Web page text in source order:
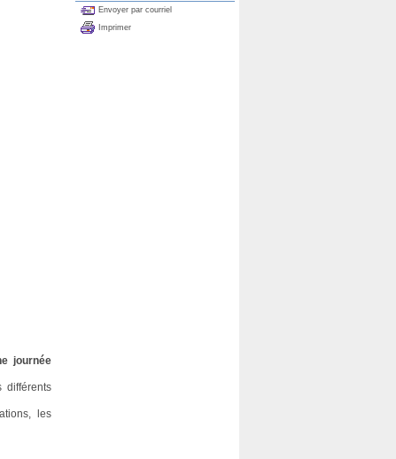
journée
différents
les
Envoyer par courriel
Imprimer